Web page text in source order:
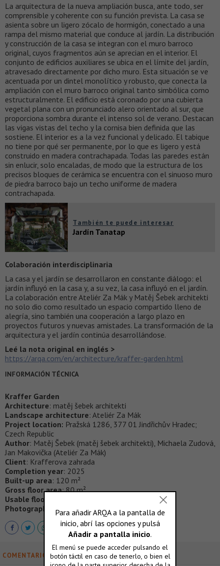
La arquitectura de la nueva ampliación busca, ante todo, ser
comprensible y coherente con su función prevista. La casa se
asienta sobre un ligero zócalo de hormigón, conectado a una
rampa del mismo material que conduce al jardín. La distribución
y construcción de la casa se integran con el muro barroco
original, cuyos fragmentos aún se aprecian en el interior. El
conjunto de edificios auxiliares se ubica en el límite del jardín,
atravesado directamente por dicho muro. Esta situación se ve
acentuada por un dintel monolítico y robusto, que conecta la
ampliación con el muro barroco original tanto simbólica como
estructuralmente. El edificio está coronado por una cubierta
vegetal plana con un pronunciado alero orientado al sur, que
proporciona sombra durante el intenso sol de verano. Destacan
las vigas vistas del techo y la cornisa bien definida que las
sostiene. El interior es a la vez funcional y delicado. El tabique
no tiene por qué ser permanente, por lo que es ligero y está
construido en madera contrachapada. Todas las paredes están
sin enlucir, solo encaladas, de modo que la estructura de los
precisos bloques de cerámica se encuentra con el sinuoso muro
de piedra barroco bajo un techo uniforme de madera
contrachapada.
También te puede interesar
Jardín Tanatap
Colaboración interdisciplinaria
La casa y el jardín se desarrollaron en constante diálogo: el
jardín influyó en la casa y, a su vez, la casa influyó en el jardín.
La colaboración entre Ateliér Za Mák y Matěj Šebek architekti
no solo dio como resultado un espacio compartido lleno de
alegría, sino también una cooperación a largo plazo en
proyectos futuros y nuevas amistades. La transformación de la
arquitectura y el jardín continúa desarrollándose.
Leé la nota original en inglés >
https://arqa.com/en/architecture/kraffer-garden.html
INFORMACIÓN TÉCNICA
Kraffer Garden
Architecture: matěj šebek architekti
Landscape architecture: Ateliér Za Mák
Project location: Pražská 1286, 377 01 Jindřichův Hradec;
Czech Republic
Author: Matěj Šebek (matěj šebek architekti), Michaela Zudová,
Jan Makovička (Ateliér Za Mák)
Client: Krafferova zahrada
Completion year: 2025
Built-up area: 120 m²
Gross floor area: 80 m²
Usable floor area
Photographer : Radek Úlehla
COMENTARIOS